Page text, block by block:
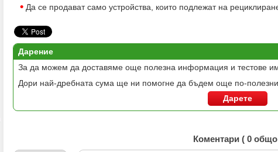
• Да се продават само устройства, които подлежат на
Дарение
За да можем да доставяме още полезна информация и тестове
Дори най-дребната сума ще ни помогне да бъдем още по-
Дарете
Коментари ( 0